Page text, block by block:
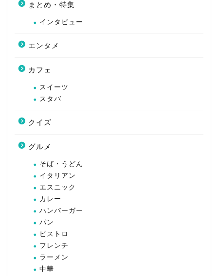
まとめ・特集
インタビュー
エンタメ
カフェ
スイーツ
スタバ
クイズ
グルメ
そば・うどん
イタリアン
エスニック
カレー
ハンバーガー
パン
ビストロ
フレンチ
ラーメン
中華